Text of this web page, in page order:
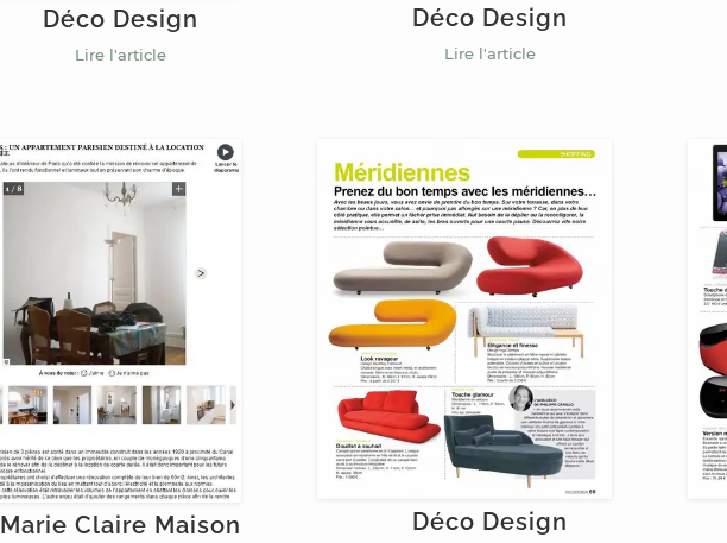
Déco Design
Lire l'article
Déco Design
Lire l'article
Marie Claire Maison Déco Design